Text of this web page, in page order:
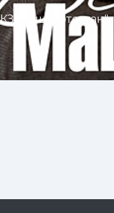
"Башкортостан"